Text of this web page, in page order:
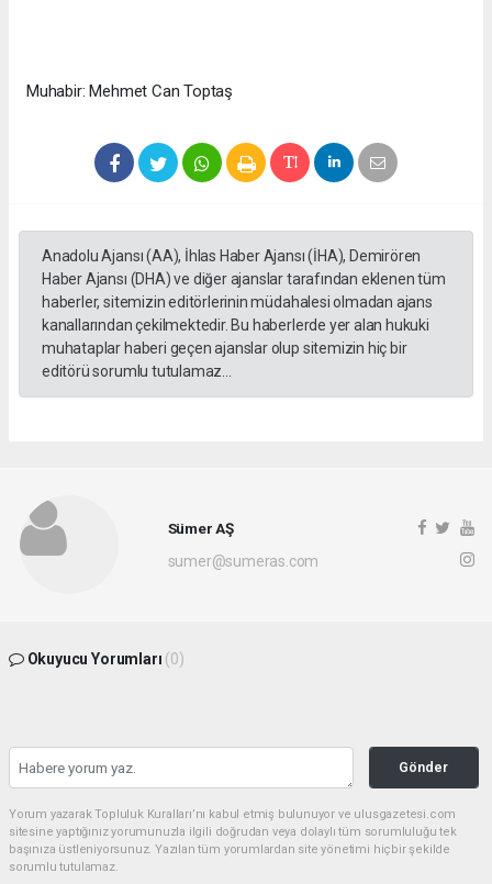
Muhabir: Mehmet Can Toptaş
Anadolu Ajansı (AA), İhlas Haber Ajansı (İHA), Demirören
Haber Ajansı (DHA) ve diğer ajanslar tarafından eklenen tüm
haberler, sitemizin editörlerinin müdahalesi olmadan ajans
kanallarından çekilmektedir. Bu haberlerde yer alan hukuki
muhataplar haberi geçen ajanslar olup sitemizin hiç bir
editörü sorumlu tutulamaz...
Sümer AŞ
sumer@sumeras.com
Okuyucu Yorumları (0)
Gönder
Yorum yazarak Topluluk Kuralları’nı kabul etmiş bulunuyor ve ulusgazetesi.com
sitesine yaptığınız yorumunuzla ilgili doğrudan veya dolaylı tüm sorumluluğu tek
başınıza üstleniyorsunuz. Yazılan tüm yorumlardan site yönetimi hiçbir şekilde
sorumlu tutulamaz.